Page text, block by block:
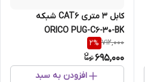
کابل 3 متری CAT6 شبکه
ORICO PUG-C6-30-BK
712,000
2%
695,000
افزودن به سبد